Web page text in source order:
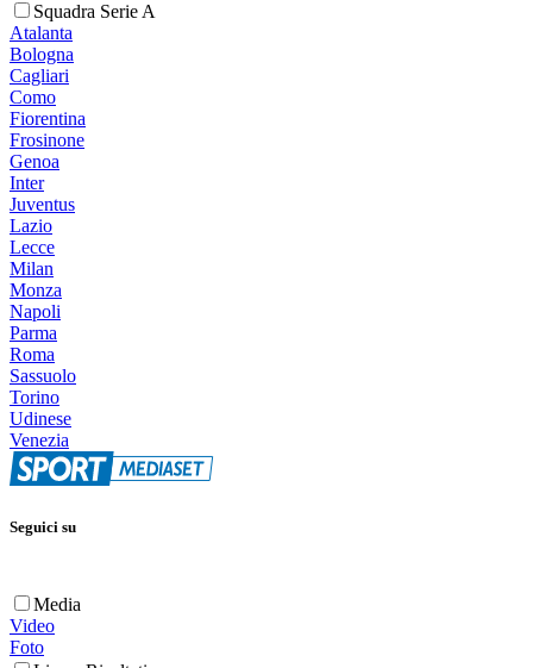
Squadra Serie A
Atalanta
Bologna
Cagliari
Como
Fiorentina
Frosinone
Genoa
Inter
Juventus
Lazio
Lecce
Milan
Monza
Napoli
Parma
Roma
Sassuolo
Torino
Udinese
Venezia
Seguici su
Media
Video
Foto